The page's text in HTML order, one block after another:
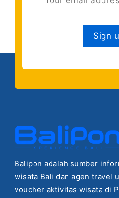
Balipon adalah sumber
wisata Bali dan agen travel
voucher aktivitas wisata di